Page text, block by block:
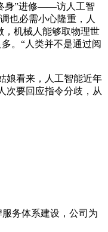
身”进修——访人工智
也必需小心隆重，人
，机械人能够取物理世
。“人类并不是通过阅
娘看来，人工智能近年
次要回应指令分歧，从
务体系建设，公司为